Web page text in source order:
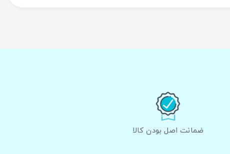
ضمانت اصل بودن کالا